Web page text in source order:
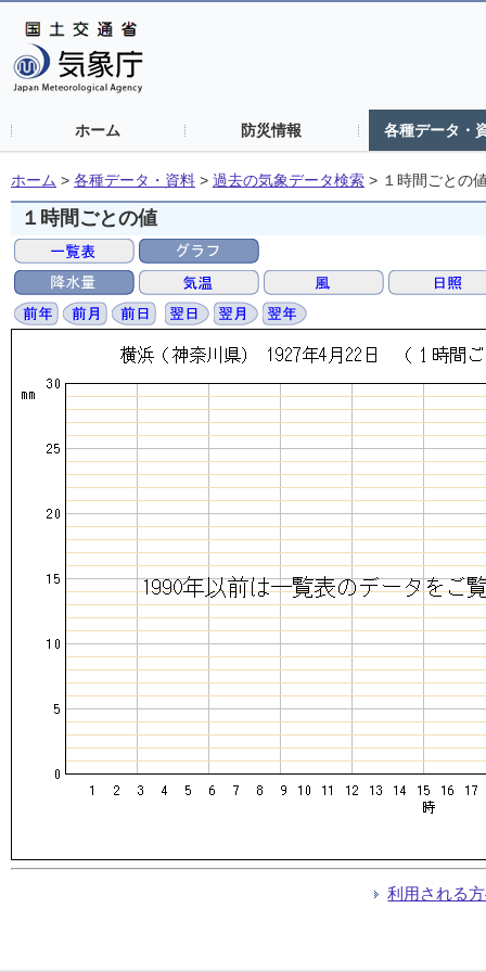
ホーム 防災情報 各種データ・
ホーム > 各種データ・資料 > 過去の気象データ検索 > １時間ごとの
１時間ごとの値
利用される